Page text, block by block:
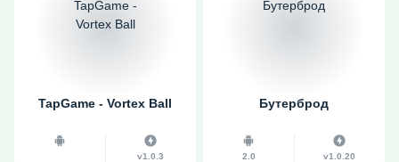
TapGame - Vortex Ball
v1.0.3
Бутерброд
2.0 v1.0.20